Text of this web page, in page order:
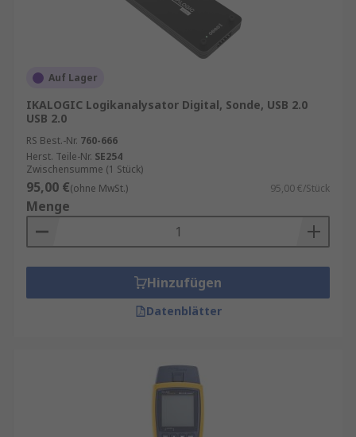
Auf Lager
IKALOGIC Logikanalysator Digital, Sonde, USB 2.0
USB 2.0
RS Best.-Nr. 760-666
Herst. Teile-Nr. SE254
Zwischensumme (1 Stück)
95,00 €(ohne MwSt.) 95,00 €/Stück
Menge
Hinzufügen
Datenblätter